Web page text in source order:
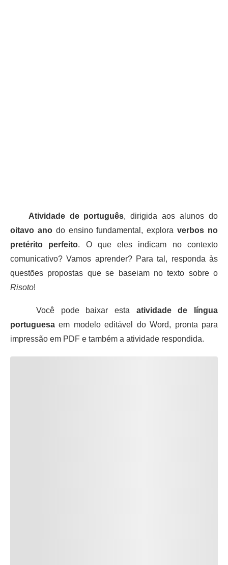
Atividade de português, dirigida aos alunos do
oitavo anodo ensino fundamental, exploraverbos no
pretérito perfeito. O que eles indicam no contexto
comunicativo? Vamos aprender? Para tal, responda às
questões propostas que se baseiam no texto sobre o
Risoto!
Você pode baixar esta atividade de língua
portuguesa em modelo editável do Word, pronta para
impressão em PDF e também a atividade respondida.